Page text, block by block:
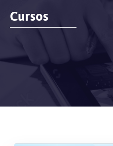
Cursos